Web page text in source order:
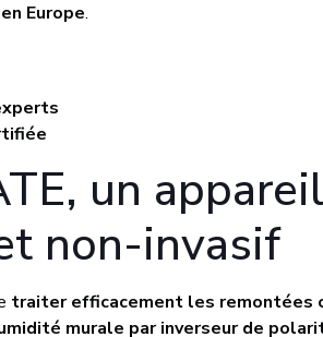
Europe.
un
non-invasif
traiter efficacement les remontées
murale par inverseur de